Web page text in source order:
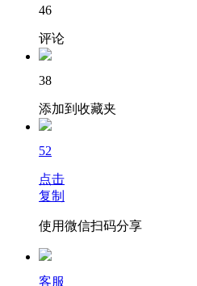
46
评论
38
添加到收藏夹
52
点击
复制
使用微信扫码分享
客服